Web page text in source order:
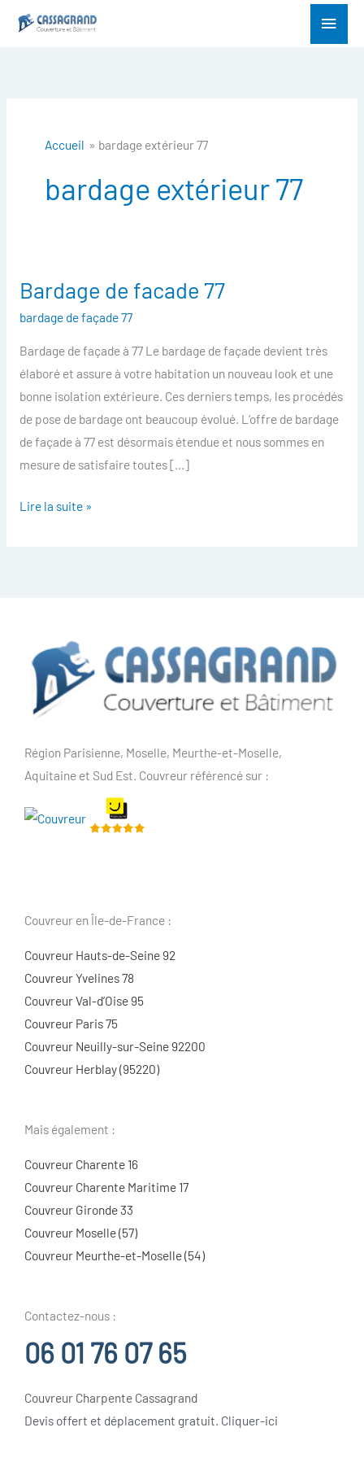
Menu
Accueil bardage extérieur 77
bardage extérieur 77
Bardage de facade 77
bardage de façade 77
Bardage de façade à 77 Le bardage de façade devient très
élaboré et assure à votre habitation un nouveau look et une
bonne isolation extérieure. Ces derniers temps, les procédés
de pose de bardage ont beaucoup évolué. L’offre de bardage
de façade à 77 est désormais étendue et nous sommes en
mesure de satisfaire toutes […]
Bardage
77
Lire la suite »
Région Parisienne, Moselle, Meurthe-et-Moselle,
Aquitaine et Sud Est. Couvreur référencé sur :
Couvreur en Île-de-France :
Couvreur Hauts-de-Seine 92
Couvreur Yvelines 78
Couvreur Val-d’Oise 95
Couvreur Paris 75
Couvreur Neuilly-sur-Seine 92200
Couvreur Herblay (95220)
Mais également :
Couvreur Charente 16
Couvreur Charente Maritime 17
Couvreur Gironde 33
Couvreur Moselle (57)
Couvreur Meurthe-et-Moselle (54)
Contactez-nous :
06 01 76 07 65
Couvreur Charpente Cassagrand
Devis offert et déplacement gratuit. Cliquer-ici